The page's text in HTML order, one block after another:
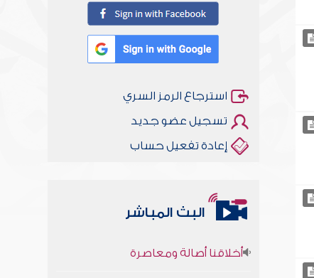
استرجاع الرمز السري
تسجيل عضو جديد
إعادة تفعيل حساب
البث المباشر